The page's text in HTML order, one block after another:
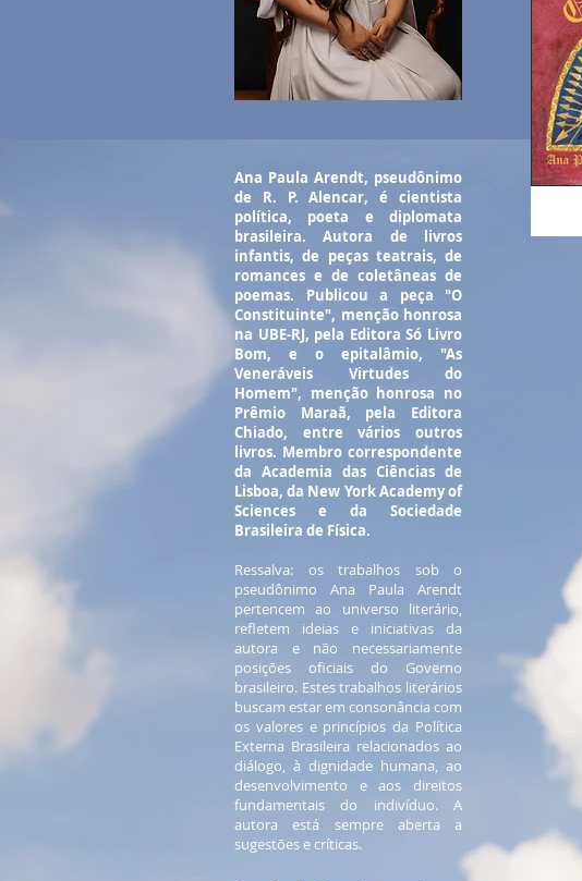
Ana Paula Arendt, pseudônimo
de R. P. Alencar, é cientista
política, poeta e diplomata
brasileira. Autora de livros
infantis, de peças teatrais, de
romances e de coletâneas de
poemas. Publicou a peça "O
Constituinte", menção honrosa
na UBE-RJ, pela Editora Só Livro
Bom, e o epitalâmio, "As
Veneráveis Virtudes do
Homem", menção honrosa no
Prêmio Maraã, pela Editora
Chiado, entre vários outros
livros. Membro correspondente
da Academia das Ciências de
Lisboa, da New York Academy of
Sciences e da Sociedade
Brasileira de Física.
Ressalva: os trabalhos sob o
pseudônimo Ana Paula Arendt
pertencem ao universo literário,
refletem ideias e iniciativas da
autora e não necessariamente
posições oficiais do Governo
brasileiro. Estes trabalhos literários
buscam estar em consonância com
os valores e princípios da Política
Externa Brasileira relacionados ao
diálogo, à dignidade humana, ao
desenvolvimento e aos direitos
fundamentais do indivíduo. A
autora está sempre aberta a
sugestões e críticas.